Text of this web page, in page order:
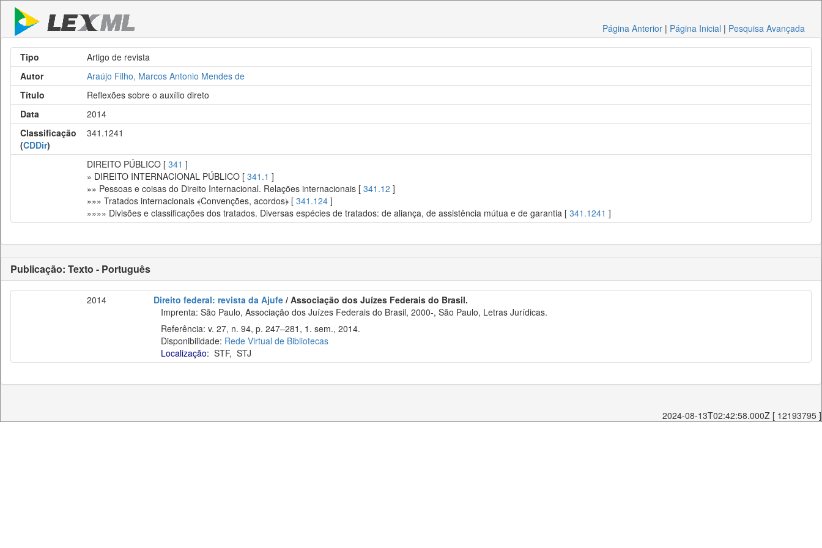
Página Anterior | Página Inicial | Pesquisa Avançada
Tipo
Artigo de revista
Autor
Araújo Filho, Marcos Antonio Mendes de
Título
Reflexões sobre o auxílio direto
Data
2014
Classificação
(CDDir)
341.1241
DIREITO PÚBLICO [ 341 ]
» DIREITO INTERNACIONAL PÚBLICO [ 341.1 ]
»» Pessoas e coisas do Direito Internacional. Relações internacionais [ 341.12 ]
»»» Tratados internacionais ﴾Convenções, acordos﴿ [ 341.124 ]
»»»» Divisões e classificações dos tratados. Diversas espécies de tratados: de aliança, de assistência mútua e de garantia [ 341.1241 ]
Publicação: Texto - Português
2014 Direito federal: revista da Ajufe / Associação dos Juízes Federais do Brasil.
Imprenta: São Paulo, Associação dos Juízes Federais do Brasil, 2000-, São Paulo, Letras Jurídicas.
Referência: v. 27, n. 94, p. 247–281, 1. sem., 2014.
Disponibilidade: Rede Virtual de Bibliotecas
Localização: STF, STJ
2024-08-13T02:42:58.000Z [ 12193795 ]